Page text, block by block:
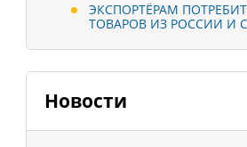
ЭКСПОРТЁРАМ
ТОВАРОВ ИЗ РОССИИ И
Новости